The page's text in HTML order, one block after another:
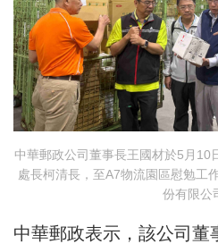
中華郵政公司董事長王國材於5月10
處長柯清長，至A7物流園區慰勉工
份有限公
中華郵政表示，該公司董